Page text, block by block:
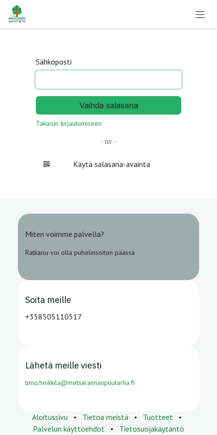
Siirry sisältöön
Sähköposti
Vaihda salasana
Takaisin kirjautumiseen
- tai -
Käytä salasana-avainta
Miten voimme palvella?
Ratkaisu voi olla puhelinsoiton päässä
Soita meille
+358505110517
Lähetä meille viesti
timo.heikkila@metsarannanpuutarha.fi
Aloitussivu • Tietoa meistä • Tuotteet
•
Palvelun käyttöehdot
• Tietosuojakäytäntö